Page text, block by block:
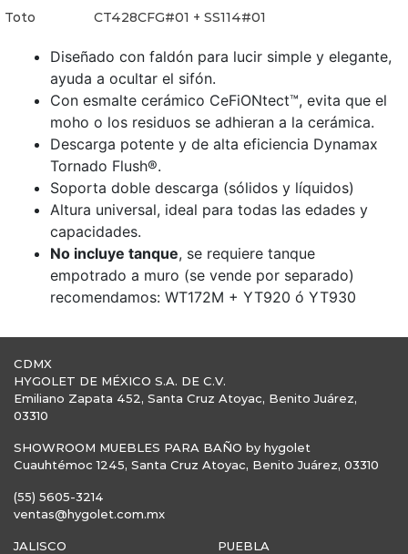
Toto
CT428CFG#01 + SS114#01
Diseñado con faldón para lucir simple y elegante,
ayuda a ocultar el sifón.
Con esmalte cerámico CeFiONtect™, evita que el
moho o los residuos se adhieran a la cerámica.
Descarga potente y de alta eficiencia Dynamax
Tornado Flush®.
Soporta doble descarga (sólidos y líquidos)
Altura universal, ideal para todas las edades y
capacidades.
No incluye tanque, se requiere tanque
empotrado a muro (se vende por separado)
recomendamos: WT172M + YT920 ó YT930
CDMX
HYGOLET DE MÉXICO S.A. DE C.V.
Emiliano Zapata 452, Santa Cruz Atoyac, Benito Juárez,
03310
SHOWROOM MUEBLES PARA BAÑO by hygolet
Cuauhtémoc 1245, Santa Cruz Atoyac, Benito Juárez, 03310
(55) 5605-3214
ventas@hygolet.com.mx
JALISCO
PUEBLA